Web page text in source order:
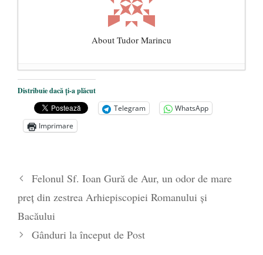
About Tudor Marincu
De ce propaganda LGBT nu-și are locul în
unitățile de învățământ
- 17 iunie 2020
Anarhia din SUA e opera stângii radicale
2 iunie 2020
mai 2020
Distribuie dacă ți-a plăcut
Telegram
WhatsApp
Imprimare
Felonul Sf. Ioan Gură de Aur, un odor de mare
preț din zestrea Arhiepiscopiei Romanului și
Bacăului
Gânduri la început de Post